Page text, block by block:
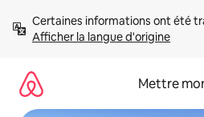
directement
Afficher la langue d'origine
Mettre